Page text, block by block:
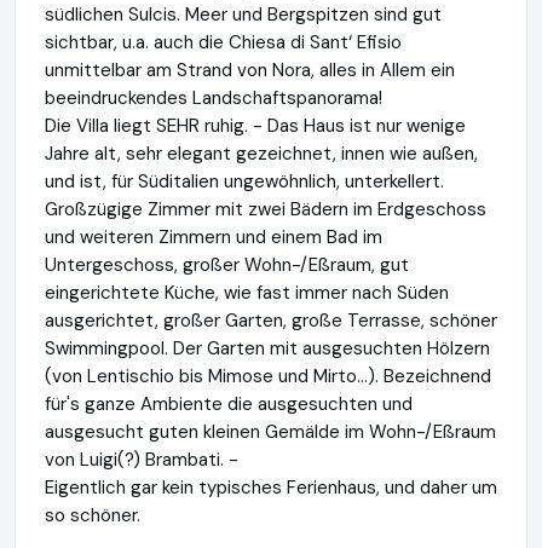
südlichen Sulcis. Meer und Bergspitzen sind gut
sichtbar, u.a. auch die Chiesa di Sant‘ Efisio
unmittelbar am Strand von Nora, alles in Allem ein
beeindruckendes Landschaftspanorama!
Die Villa liegt SEHR ruhig. - Das Haus ist nur wenige
Jahre alt, sehr elegant gezeichnet, innen wie außen,
und ist, für Süditalien ungewöhnlich, unterkellert.
Großzügige Zimmer mit zwei Bädern im Erdgeschoss
und weiteren Zimmern und einem Bad im
Untergeschoss, großer Wohn-/Eßraum, gut
eingerichtete Küche, wie fast immer nach Süden
ausgerichtet, großer Garten, große Terrasse, schöner
Swimmingpool. Der Garten mit ausgesuchten Hölzern
(von Lentischio bis Mimose und Mirto...). Bezeichnend
für's ganze Ambiente die ausgesuchten und
ausgesucht guten kleinen Gemälde im Wohn-/Eßraum
von Luigi(?) Brambati. -
Eigentlich gar kein typisches Ferienhaus, und daher um
so schöner.